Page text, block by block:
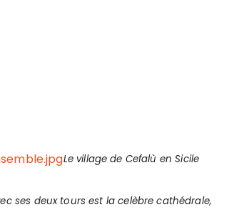
Le village de Cefalù en Sicile
ses deux tours est la celèbre cathédrale,